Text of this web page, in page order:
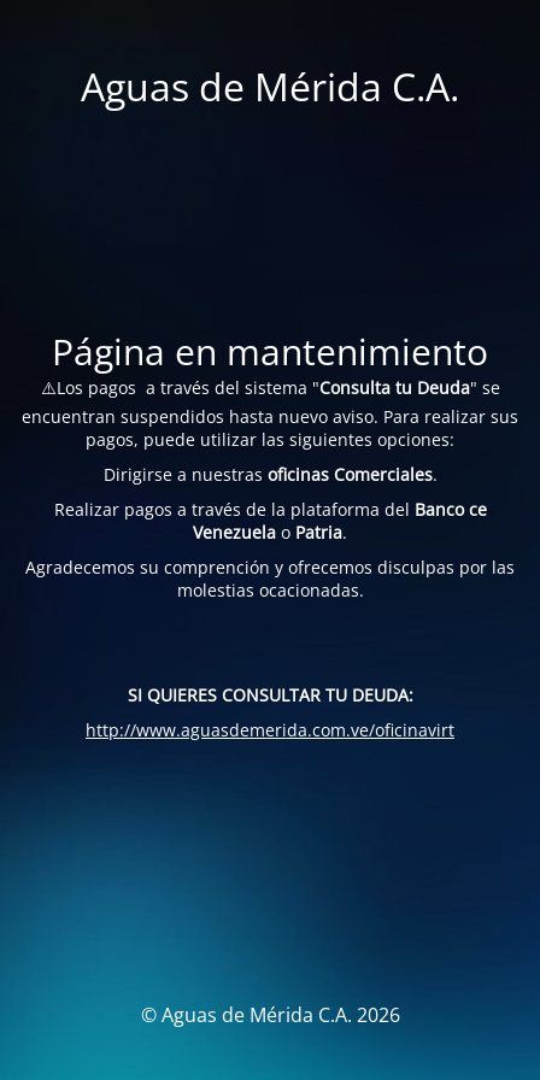
Aguas de Mérida C.A.
Página en mantenimiento
⚠️Los pagos a través del sistema "Consulta tu Deuda" se
encuentran suspendidos hasta nuevo aviso. Para realizar sus
pagos, puede utilizar las siguientes opciones:
Dirigirse a nuestras oficinas Comerciales.
Realizar pagos a través de la plataforma del Banco ce
Venezuela o Patria.
Agradecemos su comprención y ofrecemos disculpas por las
molestias ocacionadas.
SI QUIERES CONSULTAR TU DEUDA:
http://www.aguasdemerida.com.ve/oficinavirt
© Aguas de Mérida C.A. 2026